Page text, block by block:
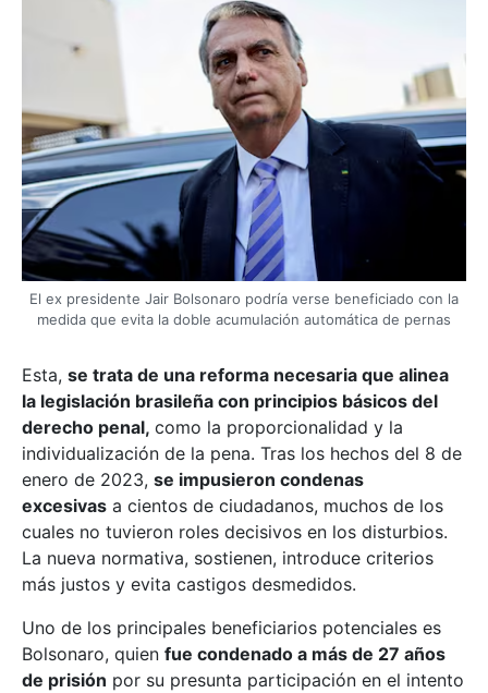
El ex presidente Jair Bolsonaro podría verse beneficiado con la
medida que evita la doble acumulación automática de pernas
Esta, se trata de una reforma necesaria que alinea
la legislación brasileña con principios básicos del
derecho penal, como la proporcionalidad y la
individualización de la pena. Tras los hechos del 8 de
enero de 2023, se impusieron condenas
excesivas a cientos de ciudadanos, muchos de los
cuales no tuvieron roles decisivos en los disturbios.
La nueva normativa, sostienen, introduce criterios
más justos y evita castigos desmedidos.
Uno de los principales beneficiarios potenciales es
Bolsonaro, quien fue condenado a más de 27 años
de prisión por su presunta participación en el intento